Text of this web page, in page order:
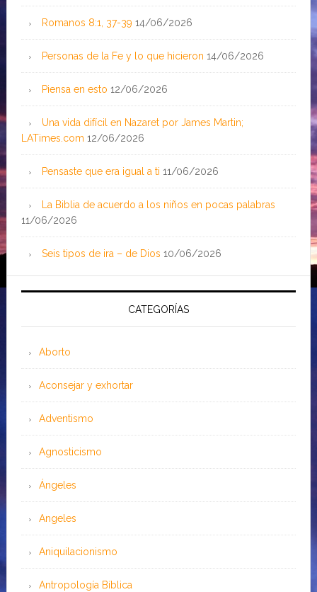
Romanos 8:1, 37-39 14/06/2026
Personas de la Fe y lo que hicieron 14/06/2026
Piensa en esto 12/06/2026
Una vida difícil en Nazaret por James Martin;
LATimes.com 12/06/2026
Pensaste que era igual a ti 11/06/2026
La Biblia de acuerdo a los niños en pocas palabras
11/06/2026
Seis tipos de ira – de Dios 10/06/2026
CATEGORÍAS
Aborto
Aconsejar y exhortar
Adventismo
Agnosticismo
Ángeles
Angeles
Aniquilacionismo
Antropología Bíblica